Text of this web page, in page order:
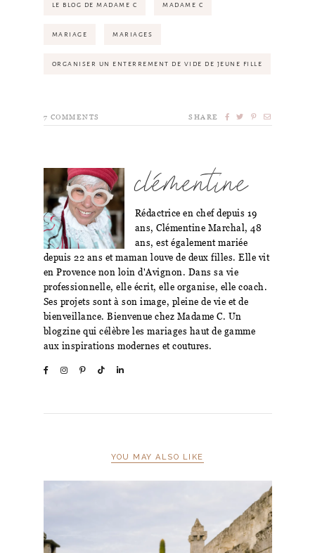
LE BLOG DE MADAME C MADAME C
MARIAGE MARIAGES
ORGANISER UN ENTERREMENT DE VIDE DE JEUNE FILLE
7 COMMENTS SHARE
clémentine
Rédactrice en chef depuis 19
ans, Clémentine Marchal, 48
ans, est également mariée
depuis 22 ans et maman louve de deux filles. Elle vit
en Provence non loin d'Avignon. Dans sa vie
professionnelle, elle écrit, elle organise, elle coach.
Ses projets sont à son image, pleine de vie et de
bienveillance. Bienvenue chez Madame C. Un
blogzine qui célèbre les mariages haut de gamme
aux inspirations modernes et coutures.
YOU MAY ALSO LIKE